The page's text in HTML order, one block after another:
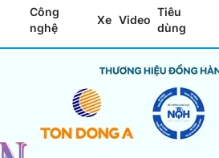
Công
nghệ
Xe Video
Tiêu
dùng